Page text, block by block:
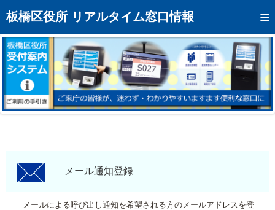
板橋区役所 リアルタイム窓口情報
トップページへ
混雑予想カレンダー
リアルタイム混雑状況
リアルタイム受付番号状況
メール通知登録
モバイルサイトメール通知登録
メールによる呼び出し通知を希望される方のメールアドレスを登